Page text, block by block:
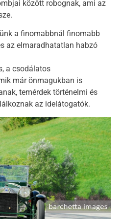
között robognak, ami az
a finomabbnál finomabb
az elmaradhatatlan habzó
a csodálatos
már önmagukban is
temérdek történelmi és
az idelátogatók.